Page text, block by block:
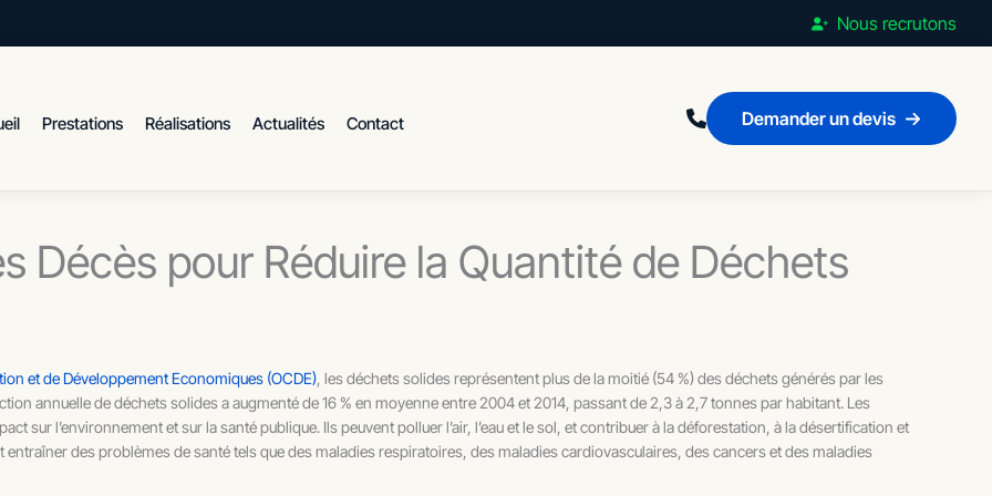
Nous recrutons
Prestations Réalisations Actualités Contact Demander un devis
Décès pour Réduire la Quantité de Déchets
et de Développement Economiques (OCDE) , les déchets solides représentent plus de la moitié (54 %) des déchets générés par les
annuelle de déchets solides a augmenté de 16 % en moyenne entre 2004 et 2014, passant de 2,3 à 2,7 tonnes par habitant. Les
sur l’environnement et sur la santé publique. Ils peuvent polluer l’air, l’eau et le sol, et contribuer à la déforestation, à la désertification et
des problèmes de santé tels que des maladies respiratoires, des maladies cardiovasculaires, des cancers et des maladies